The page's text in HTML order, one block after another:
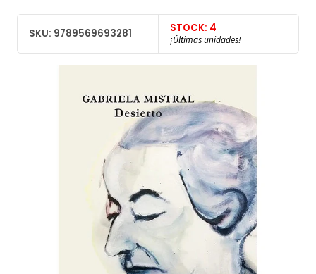
SKU: 9789569693281 STOCK: 4
¡Últimas unidades!